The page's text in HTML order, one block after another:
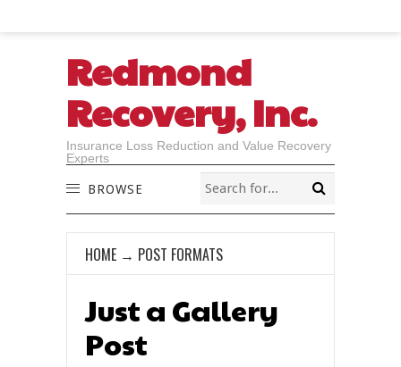
Redmond
Recovery, Inc.
Insurance Loss Reduction and Value Recovery
Experts
BROWSE
HOME → POST FORMATS
Just a Gallery
Post